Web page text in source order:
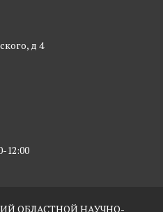
д 4
12:00
ОБЛАСТНОЙ НАУЧНО-